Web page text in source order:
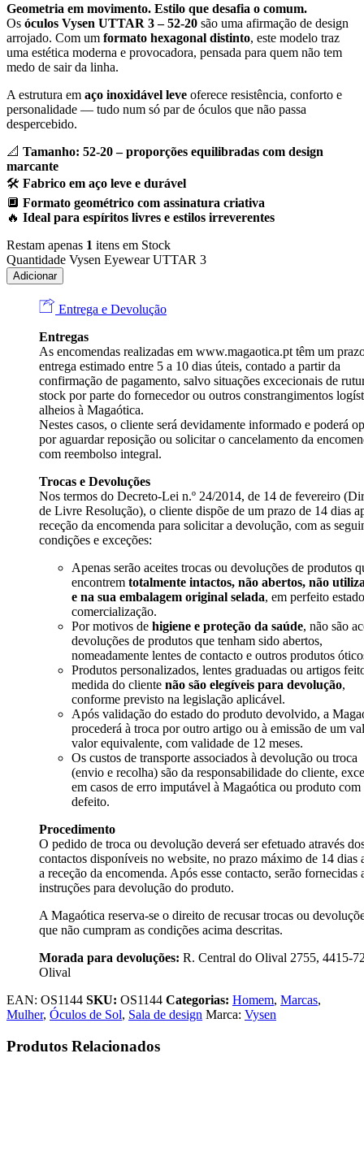
Geometria em movimento. Estilo que desafia o comum.
Os óculos Vysen UTTAR 3 – 52-20 são uma afirmação de design
arrojado. Com um formato hexagonal distinto, este modelo traz
uma estética moderna e provocadora, pensada para quem não tem
medo de sair da linha.
A estrutura em aço inoxidável leve oferece resistência, conforto e
personalidade — tudo num só par de óculos que não passa
despercebido.
📐 Tamanho: 52-20 – proporções equilibradas com design
marcante
🛠️ Fabrico em aço leve e durável
🔲 Formato geométrico com assinatura criativa
🔥 Ideal para espíritos livres e estilos irreverentes
Restam apenas 1 itens em Stock
Quantidade Vysen Eyewear UTTAR 3
Adicionar
Entrega e Devolução
Entregas
As encomendas realizadas em www.magaotica.pt têm um
entrega estimado entre 5 a 10 dias úteis, contado a partir da
confirmação de pagamento, salvo situações excecionais de
stock por parte do fornecedor ou outros constrangimentos
alheios à Magaótica.
Nestes casos, o cliente será devidamente informado e poderá
por aguardar reposição ou solicitar o cancelamento da
com reembolso integral.
Trocas e Devoluções
Nos termos do Decreto-Lei n.º 24/2014, de 14 de fevereiro
de Livre Resolução), o cliente dispõe de um prazo de 14 dias
receção da encomenda para solicitar a devolução, com as
condições e exceções:
Apenas serão aceites trocas ou devoluções de produtos
encontrem totalmente intactos, não abertos, não
e na sua embalagem original selada, em perfeito
comercialização.
Por motivos de higiene e proteção da saúde, não são
devoluções de produtos que tenham sido abertos,
nomeadamente lentes de contacto e outros produtos
Produtos personalizados, lentes graduadas ou artigos
medida do cliente não são elegíveis para devolução,
conforme previsto na legislação aplicável.
Após validação do estado do produto devolvido, a
procederá à troca por outro artigo ou à emissão de um
valor equivalente, com validade de 12 meses.
Os custos de transporte associados à devolução ou troca
(envio e recolha) são da responsabilidade do cliente,
em casos de erro imputável à Magaótica ou produto com
defeito.
Procedimento
O pedido de troca ou devolução deverá ser efetuado através
contactos disponíveis no website, no prazo máximo de 14 dias
a receção da encomenda. Após esse contacto, serão fornecidas
instruções para devolução do produto.
A Magaótica reserva-se o direito de recusar trocas ou
que não cumpram as condições acima descritas.
Morada para devoluções: R. Central do Olival 2755, 4415-
Olival
EAN: OS1144 SKU: OS1144 Categorias: Homem, Marcas,
Mulher, Óculos de Sol, Sala de design Marca: Vysen
Produtos Relacionados